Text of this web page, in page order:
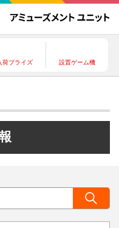
荷プライズ 設置ゲーム機